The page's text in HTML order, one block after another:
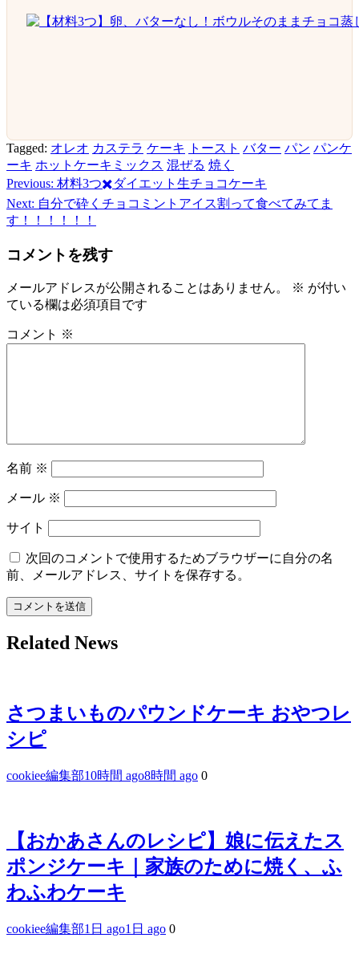
Tagged: オレオ カステラ ケーキ トースト バター パン パンケ
ーキ ホットケーキミックス 混ぜる 焼く
投
稿
ビ
ゲ
ー
シ
Previous: 材料3つ✖️ダイエット生チョコケーキ
Next: 自分で砕くチョコミントアイス割って食べてみてま
す！！！！！！
コメントを残す
メールアドレスが公開されることはありません。 ※ が付い
ている欄は必須項目です
コメント ※
名前 ※
メール ※
サイト
次回のコメントで使用するためブラウザーに自分の名
前、メールアドレス、サイトを保存する。
Related News
さつまいものパウンドケーキ おやつレ
シピ
cookiee編集部10時間 ago8時間 ago 0
【おかあさんのレシピ】娘に伝えたス
ポンジケーキ｜家族のために焼く、ふ
わふわケーキ
cookiee編集部1日 ago1日 ago 0